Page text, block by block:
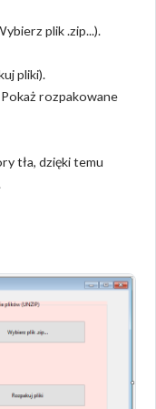
plik .zip...).
pliki).
rozpakowane
tła, dzięki temu